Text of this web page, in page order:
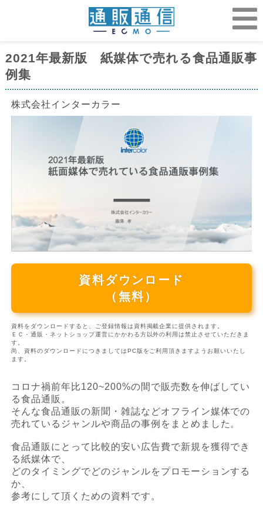
2021年最新版 紙媒体で売れる食品通販事
例集
株式会社インターカラー
資料ダウンロード
（無料）
資料をダウンロードすると、ご登録情報は資料掲載企業に提供されます。
ＥＣ・通販・ネットショップ運営にかかわる方以外の利用は禁止させていただきま
す。
尚、資料のダウンロードにつきましてはPC版をご利用頂きますようお願いいたし
ます。
コロナ禍前年比120~200%の間で販売数を伸ばしてい
る食品通販。
そんな食品通販の新聞・雑誌などオフライン媒体での
売れているジャンルや商品の事例をまとめました。
食品通販にとって比較的安い広告費で新規を獲得でき
る紙媒体で、
どのタイミングでどのジャンルをプロモーションする
か、
参考にして頂くための資料です。